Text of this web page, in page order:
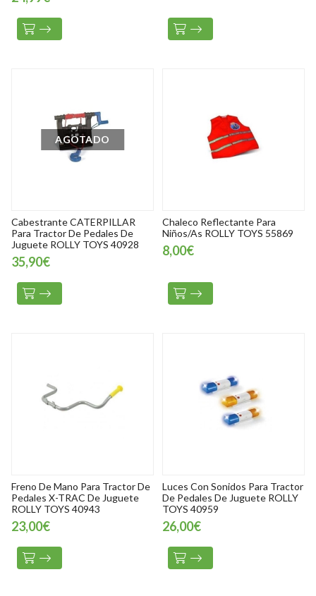
AGOTADO
Cabestrante CATERPILLAR
Para Tractor De Pedales De
Juguete ROLLY TOYS 40928
35,90€
Chaleco Reflectante Para
Niños/As ROLLY TOYS 55869
8,00€
Freno De Mano Para Tractor De
Pedales X-TRAC De Juguete
ROLLY TOYS 40943
23,00€
Luces Con Sonidos Para Tractor
De Pedales De Juguete ROLLY
TOYS 40959
26,00€